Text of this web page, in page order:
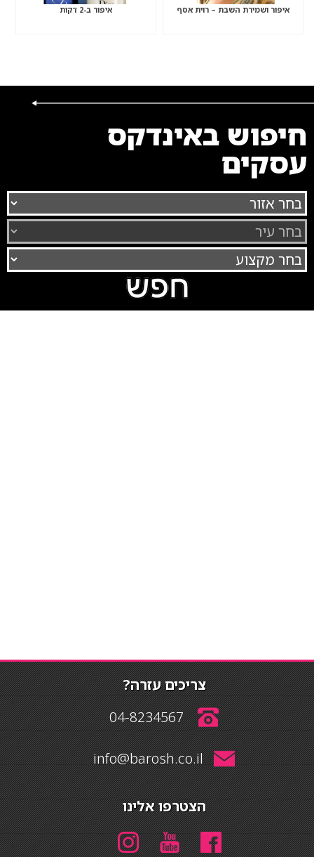
איפור ושמירת השבת – רוית אסף איפור ב-2 דקות
חיפוש באינדקס
עסקים
צריכים עזרה?
04-8234567
info@barosh.co.il
הצטרפו אלינו